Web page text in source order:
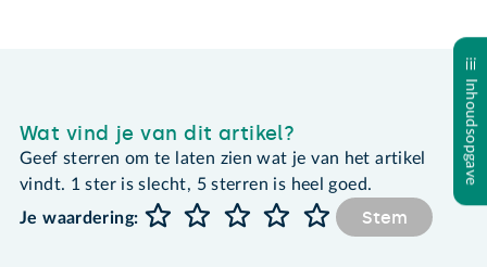
Inhoudsopgave
Wat vind je van dit artikel?
Geef sterren om te laten zien wat je van het artikel
vindt. 1 ster is slecht, 5 sterren is heel goed.
Je waardering:
Stem